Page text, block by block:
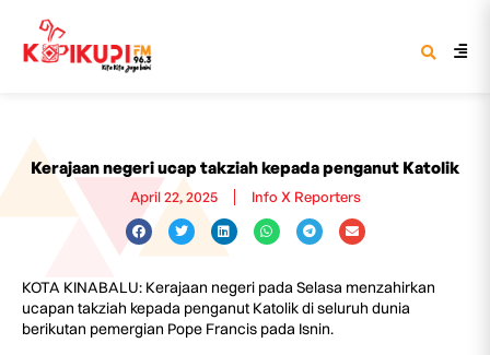
Kerajaan negeri ucap takziah kepada penganut Katolik
April 22, 2025 Info X Reporters
KOTA KINABALU: Kerajaan negeri pada Selasa menzahirkan
ucapan takziah kepada penganut Katolik di seluruh dunia
berikutan pemergian Pope Francis pada Isnin.